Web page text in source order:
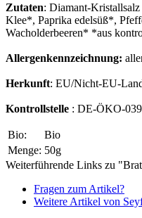
Zutaten: Diamant-
Klee*, Paprika edelsüß*,
Wacholderbeeren* *aus
Allergenkennzeichnung:
Herkunft: EU/Nicht-EU-
Kontrollstelle : DE-ÖKO-039
Bio:
Bio
Menge: 50g
Weiterführende Links zu
Fragen zum Artikel?
Weitere Artikel von